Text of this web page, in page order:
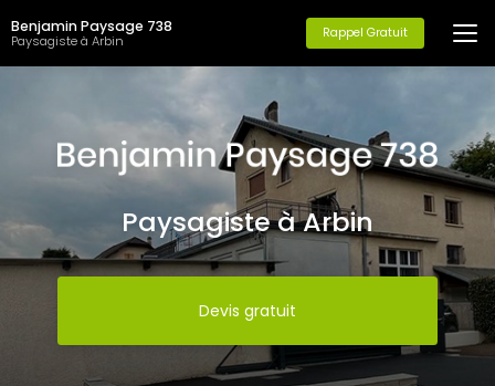
au
contenu
principal
Benjamin Paysage 738
Paysagiste à Arbin Rappel Gratuit
Paysagiste à Arbin
Devis gratuit